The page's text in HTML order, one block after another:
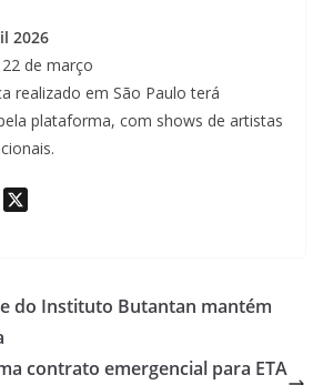
2026
de março
realizado em São Paulo terá
plataforma, com shows de artistas
do Instituto Butantan mantém
contrato emergencial para ETA